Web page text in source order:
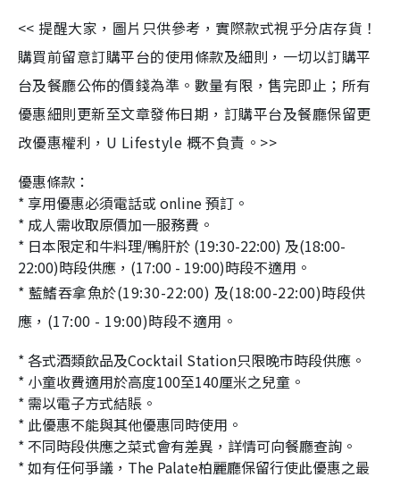
<< 提醒大家，圖片只供參考，實際款式視乎分店存貨！
購買前留意訂購平台的使用條款及細則，一切以訂購平
台及餐廳公佈的價錢為準。數量有限，售完即止；所有
優惠細則更新至文章發佈日期，訂購平台及餐廳保留更
改優惠權利，U Lifestyle 概不負責。>>
優惠條款：
* 享用優惠必須電話或 online 預訂。
* 成人需收取原價加一服務費。
* 日本限定和牛料理/鴨肝於 (19:30-22:00) 及(18:00-
22:00)時段供應，(17:00 - 19:00)時段不適用。
* 藍鰭吞拿魚於(19:30-22:00) 及(18:00-22:00)時段供
應，(17:00 - 19:00)時段不適用。
* 各式酒類飲品及Cocktail Station只限晚市時段供應。
* 小童收費適用於高度100至140厘米之兒童。
* 需以電子方式結賬。
* 此優惠不能與其他優惠同時使用。
* 不同時段供應之菜式會有差異，詳情可向餐廳查詢。
* 如有任何爭議，The Palate柏麗廳保留行使此優惠之最